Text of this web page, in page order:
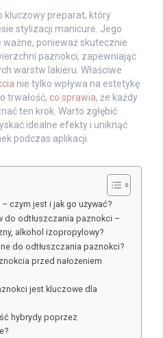
kluczowy preparat, który
stylizacji manicure. Jego
ponieważ skutecznie
paznokci, zapewniając
warstw lakieru. Właściwe
nie tylko wpływa na estetykę
trwałość, co sprawia, że każdy
ten krok. Warto zgłębić
idealne efekty i uniknąć
podczas aplikacji
czym jest i jak go używać?
do odtłuszczania paznokci –
alkohol izopropylowy?
do odtłuszczania paznokci?
przed nałożeniem
jest kluczowe dla
hybrydy poprzez